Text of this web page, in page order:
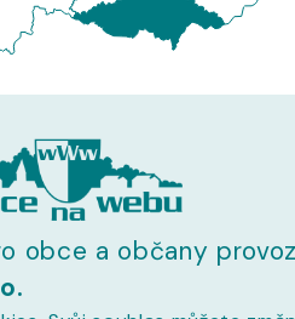
obce a občany